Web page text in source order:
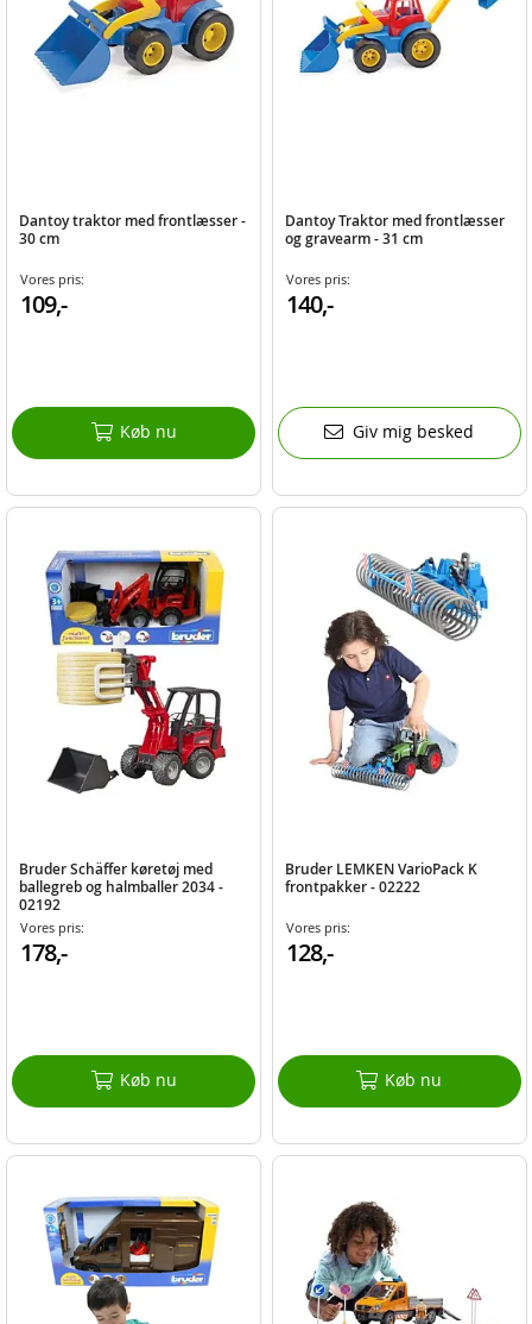
Dantoy traktor med frontlæsser -
30 cm
Vores pris:
109,-
Køb nu
Dantoy Traktor med frontlæsser
og gravearm - 31 cm
Vores pris:
140,-
Giv mig besked
Bruder Schäffer køretøj med
ballegreb og halmballer 2034 -
02192
Vores pris:
178,-
Køb nu
Bruder LEMKEN VarioPack K
frontpakker - 02222
Vores pris:
128,-
Køb nu